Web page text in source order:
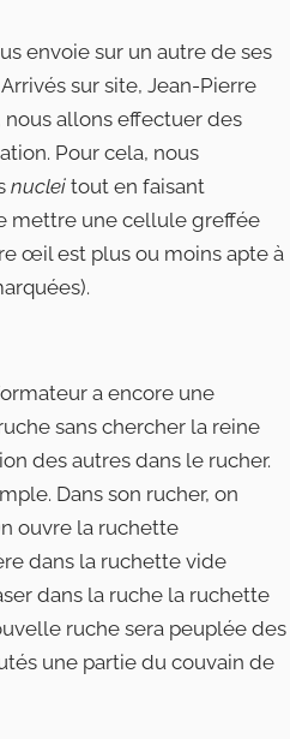
envoie sur un autre de ses
sur site, Jean-Pierre
nous allons effectuer des
Pour cela, nous
nuclei tout en faisant
mettre une cellule greffée
œil est plus ou moins apte à
a encore une
sans chercher la reine
des autres dans le rucher.
Dans son rucher, on
ouvre la ruchette
dans la ruchette vide
dans la ruche la ruchette
ruche sera peuplée des
une partie du couvain de